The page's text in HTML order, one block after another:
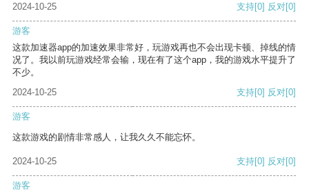
2024-10-25
支持[0] 反对[0]
游客
这款加速器app的加速效果非常好，玩游戏再也不会出现卡顿、掉线的情
况了。我以前玩游戏经常会输，现在有了这个app，我的游戏水平提升了
不少。
2024-10-25
支持[0] 反对[0]
游客
这款游戏的剧情非常感人，让我久久不能忘怀。
2024-10-25 支持[0] 反对[0]
游客